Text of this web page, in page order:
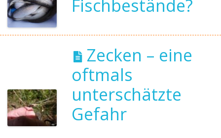
Fischbestände?
Zecken – eine
oftmals
unterschätzte
Gefahr